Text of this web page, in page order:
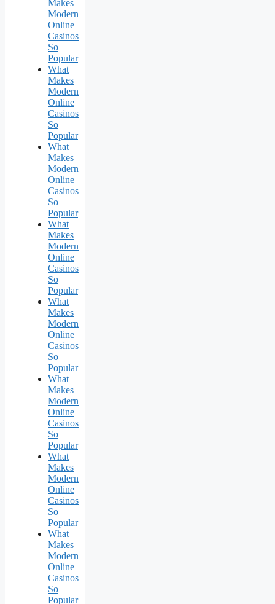
Makes
Modern
Online
Casinos
So
Popular
What
Makes
Modern
Online
Casinos
So
Popular
What
Makes
Modern
Online
Casinos
So
Popular
What
Makes
Modern
Online
Casinos
So
Popular
What
Makes
Modern
Online
Casinos
So
Popular
What
Makes
Modern
Online
Casinos
So
Popular
What
Makes
Modern
Online
Casinos
So
Popular
What
Makes
Modern
Online
Casinos
So
Popular